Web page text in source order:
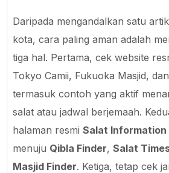
Daripada mengandalkan satu
kota, cara paling aman adalah
tiga hal. Pertama, cek website
Tokyo Camii, Fukuoka Masjid,
termasuk contoh yang aktif
salat atau jadwal berjemaah.
halaman resmiSalat Information
menuju Qibla Finder,Salat
Masjid Finder. Ketiga, tetap cek